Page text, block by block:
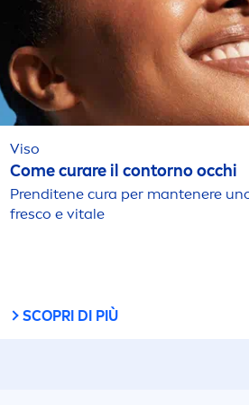
Men
Naturally
Viso
Come curare il contorno occhi
Prenditene cura per mantenere
fresco e vitale
SCOPRI DI PIÙ